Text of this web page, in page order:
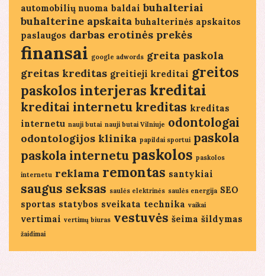
automobilių nuoma baldai buhalteriai
buhalterine apskaita buhalterinės apskaitos
paslaugos darbas erotinės prekės
finansai google adwords greita paskola
greitas kreditas greitieji kreditai greitos
paskolos interjeras kreditai
kreditai internetu kreditas kreditas
internetu nauji butai nauji butai Vilniuje odontologai
odontologijos klinika papildai sportui paskola
paskola internetu paskolos paskolos
internetu reklama remontas santykiai
saugus seksas saulės elektrinės saulės energija SEO
sportas statybos sveikata technika vaikai
vertimai vertimų biuras vestuvės šeima šildymas
žaidimai